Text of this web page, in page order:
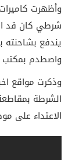
وأظهرت
شرطي كان قد
يندفع بشاحنته
واصطدم بمكتب
وذكرت مواقع
الشرطة
الاعتداء على